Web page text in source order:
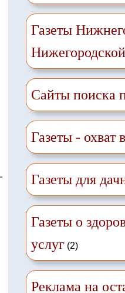
Газеты
Сайты поиска
Газеты - охват
Газеты для
Газеты о
услуг(2)
Реклама на